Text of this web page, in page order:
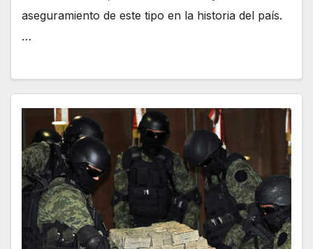
aseguramiento de este tipo en la historia del país.
…